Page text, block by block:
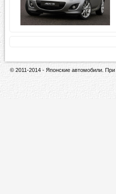
© 2011-2014 - Японские автомобили.